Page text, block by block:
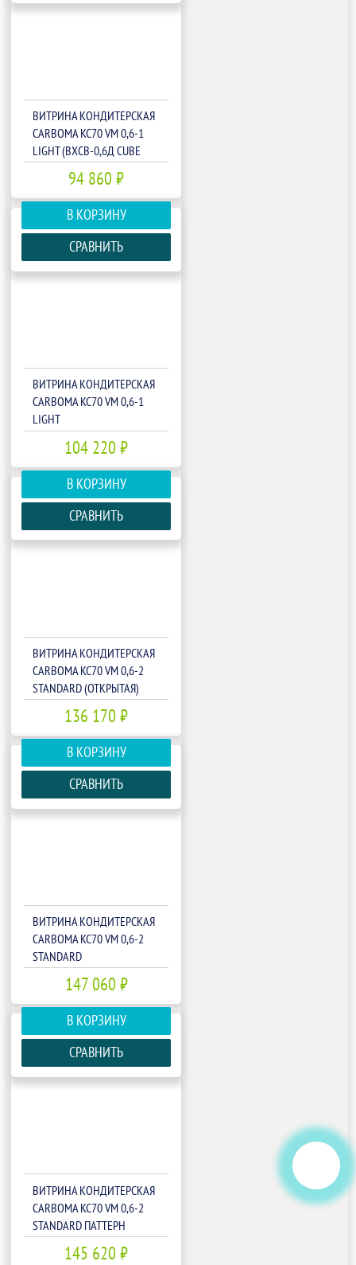
ВИТРИНА КОНДИТЕРСКАЯ
CARBOMA KC70 VM 0,6-1
LIGHT (ВХСВ-0,6Д СUBE
ТЕХНО)(1802370P)
94 860 ₽
В КОРЗИНУ
СРАВНИТЬ
ВИТРИНА КОНДИТЕРСКАЯ
CARBOMA KC70 VM 0,6-1
LIGHT
104 220 ₽
В КОРЗИНУ
СРАВНИТЬ
ВИТРИНА КОНДИТЕРСКАЯ
CARBOMA KC70 VM 0,6-2
STANDARD (ОТКРЫТАЯ)
(П0000009430)
136 170 ₽
В КОРЗИНУ
СРАВНИТЬ
ВИТРИНА КОНДИТЕРСКАЯ
CARBOMA KC70 VM 0,6-2
STANDARD
(ОТКРЫТАЯ)ИНДИВИДУАЛЬНОЕ
ИСПОЛНЕНИЕ(П0000009433.2526)
147 060 ₽
В КОРЗИНУ
СРАВНИТЬ
ВИТРИНА КОНДИТЕРСКАЯ
CARBOMA KC70 VM 0,6-2
STANDARD ПАТТЕРН
145 620 ₽